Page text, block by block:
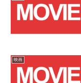
映画